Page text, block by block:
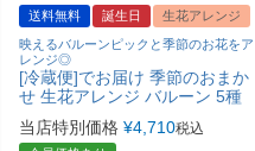
送料無料 誕生日
生花アレンジ
映えるバルーンピックと季節のお花をア
レンジ◎
[冷蔵便]でお届け 季節のおまか
せ 生花アレンジ バルーン 5種
当店特別価格 ¥4,710税込